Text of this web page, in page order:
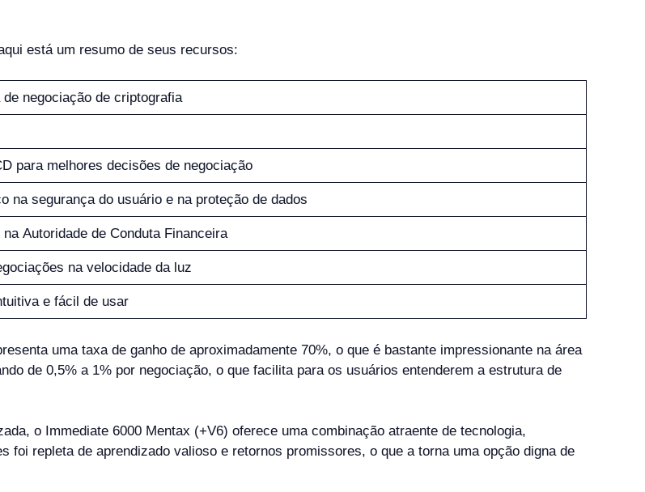
está um resumo de seus recursos:
de negociação de criptografia
para melhores decisões de negociação
na segurança do usuário e na proteção de dados
Autoridade de Conduta Financeira
na velocidade da luz
e fácil de usar
uma taxa de ganho de aproximadamente 70%, o que é bastante impressionante na área
de 0,5% a 1% por negociação, o que facilita para os usuários entenderem a estrutura de
o Immediate 6000 Mentax (+V6) oferece uma combinação atraente de tecnologia,
foi repleta de aprendizado valioso e retornos promissores, o que a torna uma opção digna de